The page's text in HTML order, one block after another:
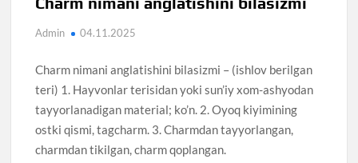
Admin 04.11.2025
Charm nimani anglatishini bilasizmi – (ishlov berilgan
teri) 1. Hayvonlar terisidan yoki sun’iy xom-ashyodan
tayyorlanadigan material; ko’n. 2. Oyoq kiyimining
ostki qismi, tagcharm. 3. Charmdan tayyorlangan,
charmdan tikilgan, charm qoplangan.